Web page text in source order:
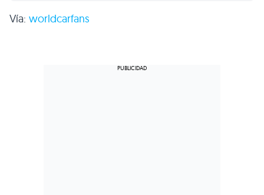
Vía: worldcarfans